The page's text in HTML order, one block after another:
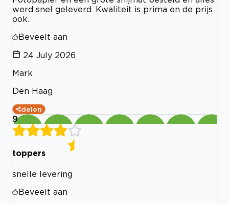
werd snel geleverd. Kwaliteit is prima en de prijs
ook.
Beveelt aan
24 July 2026
Mark
Den Haag
delen
9
toppers
snelle levering
Beveelt aan